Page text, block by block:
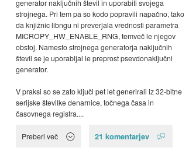
generator naključnih števil in uporabiti svojega
strojnega. Pri tem pa so kodo popravili napačno, tako
da knjižnic libngu ni preverjala vrednosti parametra
MICROPY_HW_ENABLE_RNG, temveč le njegov
obstoj. Namesto strojnega generatorja naključnih
števil se je uporabljal le preprost psevdonaključni
generator.
V praksi so se zato ključi pet let generirali iz 32-bitne
serijske številke denarnice, točnega časa in
časovnega registra....
Preberi več 21 komentarjev